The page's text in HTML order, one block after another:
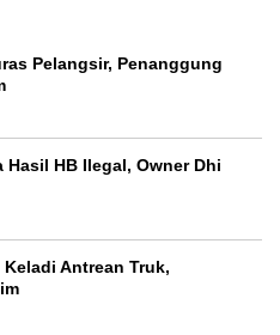
Pelangsir, Penanggung
Hasil HB Ilegal, Owner Dhi
Antrean Truk,